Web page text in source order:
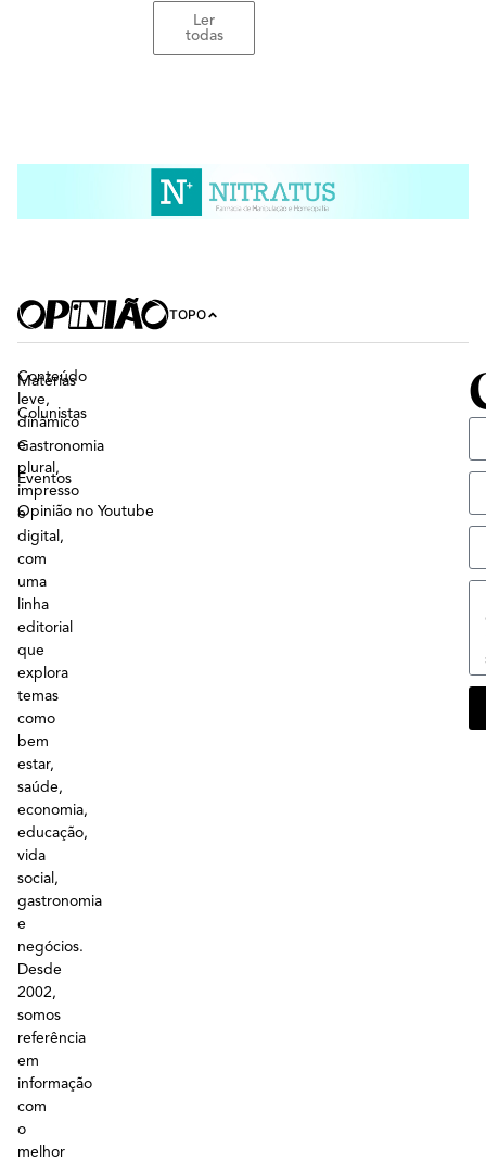
Ler
todas
TOPO
Conteúdo
leve,
dinâmico
e
plural,
impresso
e
digital,
com
uma
linha
editorial
que
explora
temas
como
bem
estar,
saúde,
economia,
educação,
vida
social,
gastronomia
e
negócios.
Desde
2002,
somos
referência
em
informação
com
o
melhor
Matérias
Colunistas
Gastronomia
Eventos
Opinião no Youtube